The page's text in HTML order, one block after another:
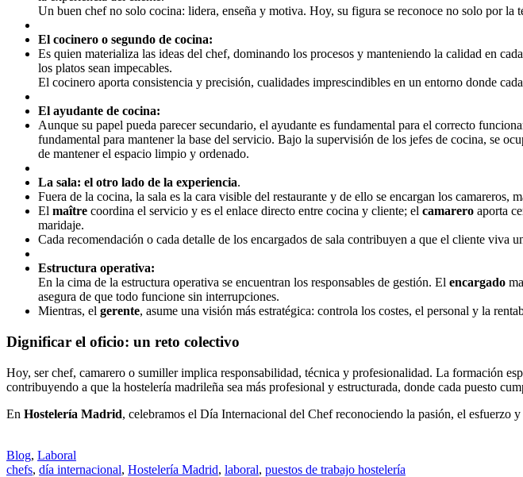
Un buen chef no solo cocina: lidera, enseña y motiva. Hoy, su figura se reconoce no solo por la
El cocinero o segundo de cocina:
Es quien materializa las ideas del chef, dominando los procesos y manteniendo la calidad en
los platos sean impecables.
El cocinero aporta consistencia y precisión, cualidades imprescindibles en un entorno donde
El ayudante de cocina:
Aunque su papel pueda parecer secundario, el ayudante es fundamental para el correcto
fundamental para mantener la base del servicio. Bajo la supervisión de los jefes de cocina, se
de mantener el espacio limpio y ordenado.
La sala: el otro lado de la experiencia.
Fuera de la cocina, la sala es la cara visible del restaurante y de ello se encargan los camareros,
El maître coordina el servicio y es el enlace directo entre cocina y cliente; el camarero aporta
maridaje.
Cada recomendación o cada detalle de los encargados de sala contribuyen a que el cliente viva
Estructura operativa:
En la cima de la estructura operativa se encuentran los responsables de gestión. El encargado
asegura de que todo funcione sin interrupciones.
Mientras, el gerente, asume una visión más estratégica: controla los costes, el personal y la
Dignificar el oficio: un reto colectivo
Hoy, ser chef, camarero o sumiller implica responsabilidad, técnica y profesionalidad. La formación
contribuyendo a que la hostelería madrileña sea más profesional y estructurada, donde cada puesto
En Hostelería Madrid, celebramos el Día Internacional del Chef reconociendo la pasión, el esfuerzo
Blog, Laboral
chefs, día internacional, Hostelería Madrid, laboral, puestos de trabajo hostelería